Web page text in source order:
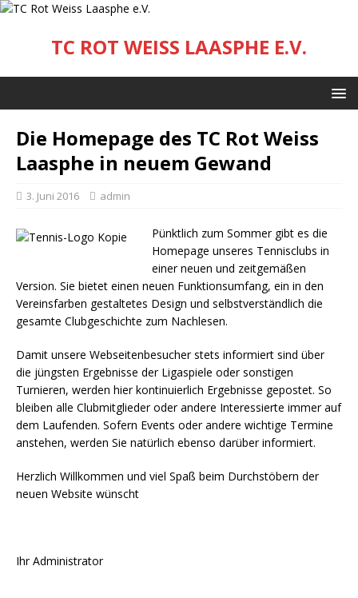
TC ROT WEISS LAASPHE E.V.
Die Homepage des TC Rot Weiss
Laasphe in neuem Gewand
3. Juni 2016 admin
Pünktlich zum Sommer gibt es die
Homepage unseres Tennisclubs in
einer neuen und zeitgemäßen
Version. Sie bietet einen neuen Funktionsumfang, ein in den
Vereinsfarben gestaltetes Design und selbstverständlich die
gesamte Clubgeschichte zum Nachlesen.
Damit unsere Webseitenbesucher stets informiert sind über
die jüngsten Ergebnisse der Ligaspiele oder sonstigen
Turnieren, werden hier kontinuierlich Ergebnisse gepostet. So
bleiben alle Clubmitglieder oder andere Interessierte immer auf
dem Laufenden. Sofern Events oder andere wichtige Termine
anstehen, werden Sie natürlich ebenso darüber informiert.
Herzlich Willkommen und viel Spaß beim Durchstöbern der
neuen Website wünscht
Ihr Administrator